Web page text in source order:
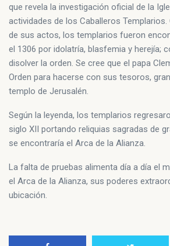
que revela la investigación oficial de la
actividades de los Caballeros
de sus actos, los templarios fueron
el 1306 por idolatría, blasfemia y herejía;
disolver la orden. Se cree que el papa
Orden para hacerse con sus tesoros,
templo de Jerusalén.
Según la leyenda, los templarios
siglo XII portando reliquias sagradas de
se encontraría el Arca de la Alianza.
La falta de pruebas alimenta día a día el
el Arca de la Alianza, sus poderes
ubicación.